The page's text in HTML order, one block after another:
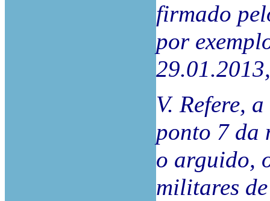
firmado
por
V. Refere,
ponto 7 da
o arguido,
militares